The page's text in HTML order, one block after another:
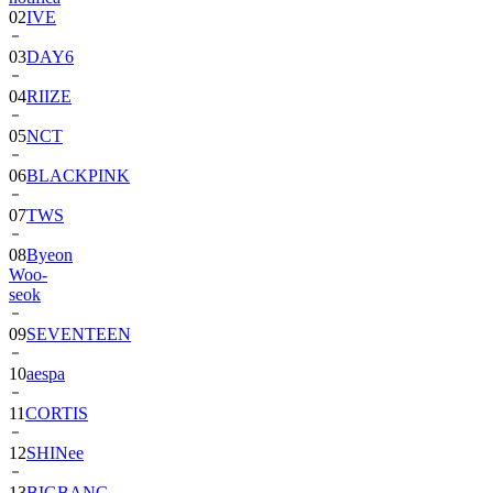
03DAY6
04RIIZE
05NCT
06BLACKPINK
07TWS
08Byeon
Woo-
seok
09SEVENTEEN
10aespa
11CORTIS
12SHINee
13BIGBANG